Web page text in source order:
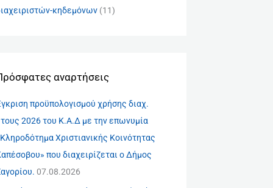
κηδεμόνων (11)
αναρτήσεις
προϋπολογισμού χρήσης διαχ.
2026 του Κ.Α.Δ με την επωνυμία
Χριστιανικής Κοινότητας
που διαχειρίζεται ο Δήμος
07.08.2026